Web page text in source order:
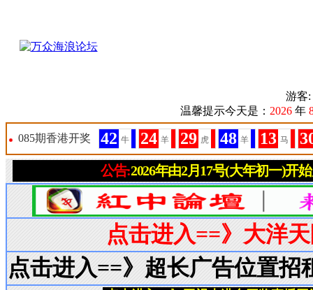
游
温馨提示今天是： 2026 年